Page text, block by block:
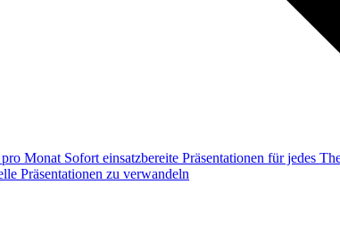
Monat Sofort einsatzbereite Präsentationen für jedes
Präsentationen zu verwandeln